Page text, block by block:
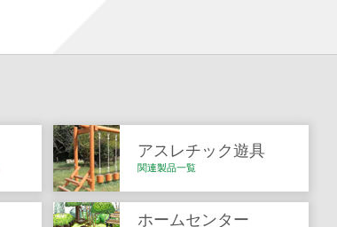
アスレチック遊具
関連製品一覧
ホームセンター